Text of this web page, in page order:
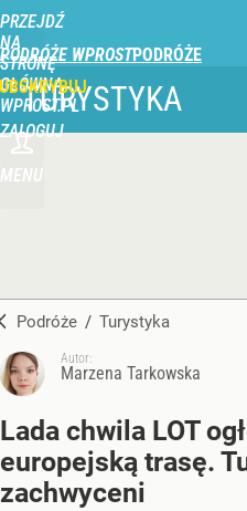
PRZEJDŹ
NA
STRONĘ
GŁÓWNĄ
WPROST.PL
PODRÓŻE WPROST
ZALOGUJ
MENU
TURYSTYKA
Podróże / Turystyka
Autor:
Marzena Tarkowska
Lada chwila LOT
europejską trasę.
zachwyceni